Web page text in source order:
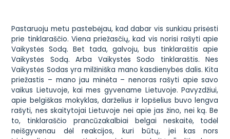
Pastaruoju metu pastebėjau, kad dabar vis sunkiau prisėsti
prie tinklaraščio. Viena priežasčių, kad vis norisi rašyti apie
Vaikystės Sodą. Bet tada, galvoju, bus tinklaraštis apie
Vaikystės Sodą. Arba Vaikystės Sodo tinklaraštis. Nes
Vaikystės Sodas yra milžiniška mano kasdienybės dalis. Kita
priežastis – mano jau minėta – nenoras rašyti apie savo
vaikus Lietuvoje, kai mes gyvename Lietuvoje. Pavyzdžiui,
apie belgiškas mokyklas, darželius ir lopšelius buvo lengva
rašyti, nes skaitytojai Lietuvoje nei apie jas žino, nei ką. Be
to, tinklaraščio prancūzakalbiai belgai neskaitė, todėl
neišgyvenau dėl reakcijos, kuri būtų, jei kas nors